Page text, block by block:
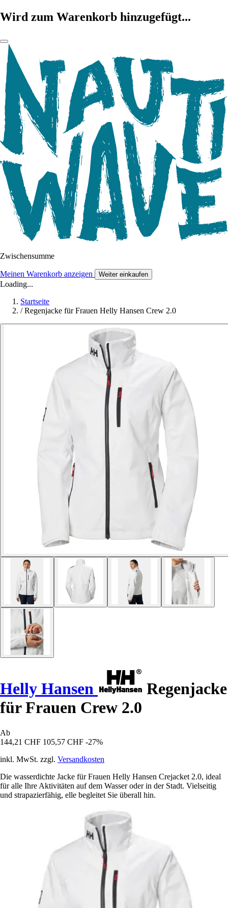
Wird zum Warenkorb hinzugefügt...
Zwischensumme
Meinen Warenkorb anzeigen Weiter einkaufen
Loading...
Startseite
/ Regenjacke für Frauen Helly Hansen Crew 2.0
Helly Hansen
Regenjacke
für Frauen Crew 2.0
Ab
144,21 CHF 105,57 CHF -27%
inkl. MwSt. zzgl. Versandkosten
Die wasserdichte Jacke für Frauen Helly Hansen Crejacket 2.0, ideal
für alle Ihre Aktivitäten auf dem Wasser oder in der Stadt. Vielseitig
und strapazierfähig, elle begleitet Sie überall hin.